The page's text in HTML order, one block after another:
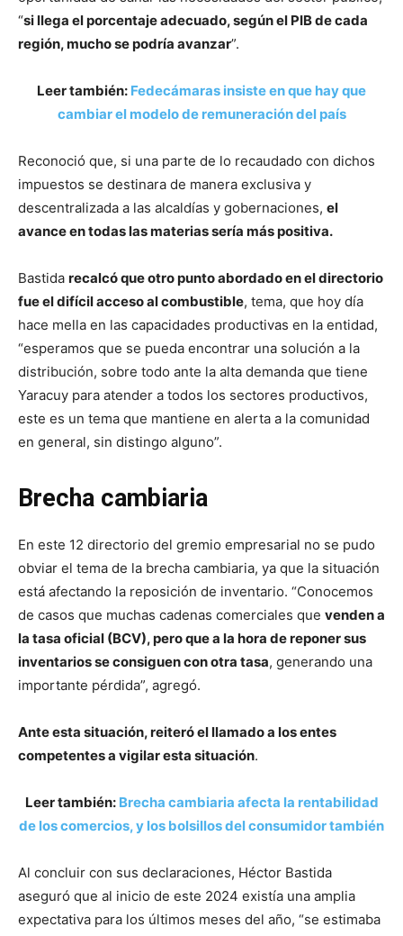
“si llega el porcentaje adecuado, según el PIB de cada
región, mucho se podría avanzar”.
Leer también: Fedecámaras insiste en que hay que
cambiar el modelo de remuneración del país
Reconoció que, si una parte de lo recaudado con dichos
impuestos se destinara de manera exclusiva y
descentralizada a las alcaldías y gobernaciones, el
avance en todas las materias sería más positiva.
Bastida recalcó que otro punto abordado en el directorio
fue el difícil acceso al combustible, tema, que hoy día
hace mella en las capacidades productivas en la entidad,
“esperamos que se pueda encontrar una solución a la
distribución, sobre todo ante la alta demanda que tiene
Yaracuy para atender a todos los sectores productivos,
este es un tema que mantiene en alerta a la comunidad
en general, sin distingo alguno”.
Brecha cambiaria
En este 12 directorio del gremio empresarial no se pudo
obviar el tema de la brecha cambiaria, ya que la situación
está afectando la reposición de inventario. “Conocemos
de casos que muchas cadenas comerciales que venden a
la tasa oficial (BCV), pero que a la hora de reponer sus
inventarios se consiguen con otra tasa, generando una
importante pérdida”, agregó.
Ante esta situación, reiteró el llamado a los entes
competentes a vigilar esta situación.
Leer también: Brecha cambiaria afecta la rentabilidad
de los comercios, y los bolsillos del consumidor también
Al concluir con sus declaraciones, Héctor Bastida
aseguró que al inicio de este 2024 existía una amplia
expectativa para los últimos meses del año, “se estimaba